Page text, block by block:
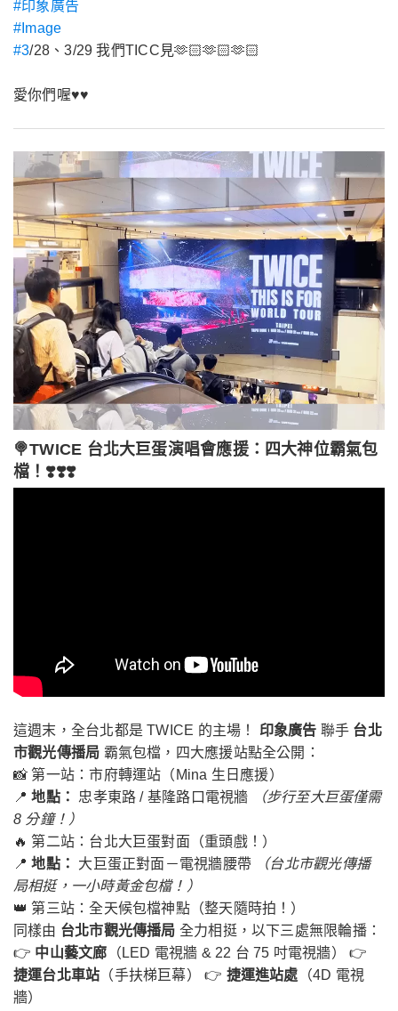
#印象廣告
#Image
#3/28、3/29 我們TICC見🫶🏻🫶🏻🫶🏻
愛你們喔♥️♥️
🍭TWICE 台北大巨蛋演唱會應援：四大神位霸氣包
檔！❣️❣️❣️
這週末，全台北都是 TWICE 的主場！ 印象廣告 聯手 台北
市觀光傳播局 霸氣包檔，四大應援站點全公開：
📸 第一站：市府轉運站（Mina 生日應援）
📍地點： 忠孝東路 / 基隆路口電視牆
（步行至大巨蛋僅需
8 分鐘！）
🔥 第二站：台北大巨蛋對面（重頭戲！）
📍地點： 大巨蛋正對面－電視牆腰帶
（台北市觀光傳播
局相挺，一小時黃金包檔！）
👑 第三站：全天候包檔神點（整天隨時拍！）
同樣由 台北市觀光傳播局 全力相挺，以下三處無限輪播：
👉 中山藝文廊 （LED 電視牆 & 22 台 75 吋電視牆） 👉
捷運台北車站 （手扶梯巨幕） 👉 捷運進站處 （4D 電視
牆）